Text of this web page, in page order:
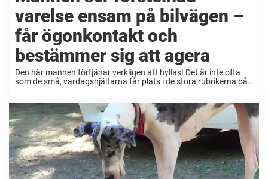
varelse ensam på bilvägen –
får ögonkontakt och
bestämmer sig att agera
Den här mannen förtjänar verkligen att hyllas! Det är inte ofta
som de små, vardagshjältarna får plats i de stora rubrikerna på